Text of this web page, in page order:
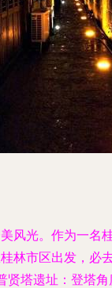
风光。作为一
林市区出发，
塔遗址：登塔